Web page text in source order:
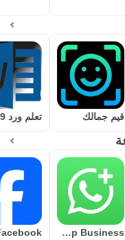
قيم جمالك تعلم ورد 2019
WhatsApp Business